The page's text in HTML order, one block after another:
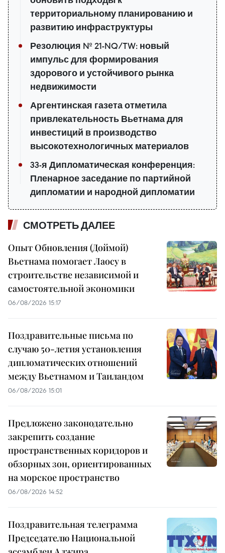
территориальному планированию и
развитию инфраструктуры
Резолюция № 21-NQ/TW: новый
импульс для формирования
здорового и устойчивого рынка
недвижимости
Аргентинская газета отметила
привлекательность Вьетнама для
инвестиций в производство
высокотехнологичных материалов
33-я Дипломатическая конференция:
Пленарное заседание по партийной
дипломатии и народной дипломатии
СМОТРЕТЬ ДАЛЕЕ
Опыт Обновления (Доймой)
Вьетнама помогает Лаосу в
строительстве независимой и
самостоятельной экономики
06/08/2026 15:17
Поздравительные письма по
случаю 50-летия установления
дипломатических отношений
между Вьетнамом и Таиландом
06/08/2026 15:01
Предложено законодательно
закрепить создание
пространственных коридоров и
обзорных зон, ориентированных
на морское пространство
06/08/2026 14:52
Поздравительная телеграмма
Председателю Национальной